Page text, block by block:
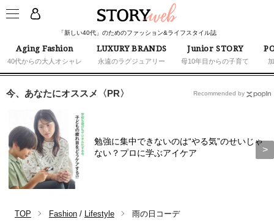
「新しい40代」のためのファッション&ライフスタイル誌
Aging Fashion
40代からの大人オシャレ
LUXURY BRANDS
永遠のラグジュアリー
Junior STORY
母10年目からの子育て
今、あなたにオススメ〈PR〉
勉強に集中できないのは“やる気”のせいじゃ
ない？プロに学ぶアイケア
Recommended by
TOP Fashion/ Lifestyle 雨の日コーデ